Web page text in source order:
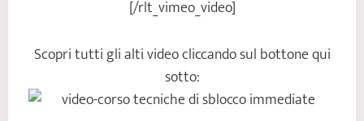
[/rlt_vimeo_video]
Scopri tutti gli alti video cliccando sul bottone qui
sotto: